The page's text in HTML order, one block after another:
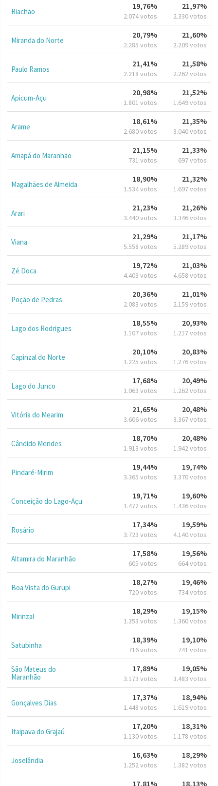
Riachão
19,76%
2.074 votos
21,97%
2.330 votos
Miranda do Norte
20,79%
2.285 votos
21,60%
2.209 votos
Paulo Ramos
21,41%
2.218 votos
21,58%
2.262 votos
Apicum-Açu
20,98%
1.801 votos
21,52%
1.649 votos
Arame
18,61%
2.680 votos
21,35%
3.040 votos
Amapá do Maranhão
21,15%
731 votos
21,33%
697 votos
Magalhães de Almeida
18,90%
1.534 votos
21,32%
1.697 votos
Arari
21,23%
3.440 votos
21,26%
3.346 votos
Viana
21,29%
5.558 votos
21,17%
5.289 votos
Zé Doca
19,72%
4.403 votos
21,03%
4.658 votos
Poção de Pedras
20,36%
2.083 votos
21,01%
2.159 votos
Lago dos Rodrigues
18,55%
1.107 votos
20,93%
1.217 votos
Capinzal do Norte
20,10%
1.225 votos
20,83%
1.276 votos
Lago do Junco
17,68%
1.063 votos
20,49%
1.262 votos
Vitória do Mearim
21,65%
3.606 votos
20,48%
3.367 votos
Cândido Mendes
18,70%
1.913 votos
20,48%
1.942 votos
Pindaré-Mirim
19,44%
3.365 votos
19,74%
3.370 votos
Conceição do Lago-Açu
19,71%
1.472 votos
19,60%
1.436 votos
Rosário
17,34%
3.723 votos
19,59%
4.140 votos
Altamira do Maranhão
17,58%
605 votos
19,56%
664 votos
Boa Vista do Gurupi
18,27%
720 votos
19,46%
734 votos
Mirinzal
18,29%
1.353 votos
19,15%
1.360 votos
Satubinha
18,39%
716 votos
19,10%
741 votos
São Mateus do
Maranhão
17,89%
3.173 votos
19,05%
3.483 votos
Gonçalves Dias
17,37%
1.448 votos
18,94%
1.619 votos
Itaipava do Grajaú
17,20%
1.130 votos
18,31%
1.178 votos
Joselândia
16,63%
1.252 votos
18,29%
1.382 votos
17,81% 18,13%